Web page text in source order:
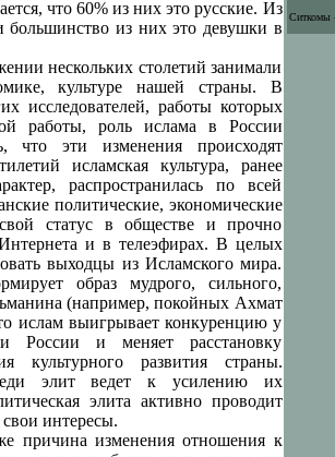
что 60% из них это русские. Из
большинство из них это девушки в
нескольких столетий занимали
культуре нашей страны. В
исследователей, работы которых
работы, роль ислама в России
что эти изменения происходят
исламская культура, ранее
распространилась по всей
политические, экономические
статус в обществе и прочно
и в телеэфирах. В целых
выходцы из Исламского мира.
образ мудрого, сильного,
(например, покойных Ахмат
ислам выигрывает конкуренцию у
России и меняет расстановку
культурного развития страны.
элит ведет к усилению их
элита активно проводит
интересы.
причина изменения отношения к
Ситкомы